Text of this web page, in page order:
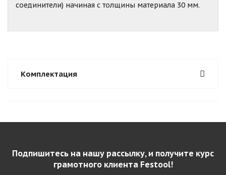
соединители) начиная с толщины материала 30 мм.
Комплектация
Подпишитесь на нашу рассылку, и получите курс
грамотного клиента Festool!